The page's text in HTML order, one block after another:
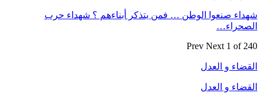
شهداء صنعوا الوطن … فمن يتذكر أبناءهم ؟ شهداء حرب
الصحراء…
Prev Next 1 of 240
القضاء و العدل
القضاء و العدل